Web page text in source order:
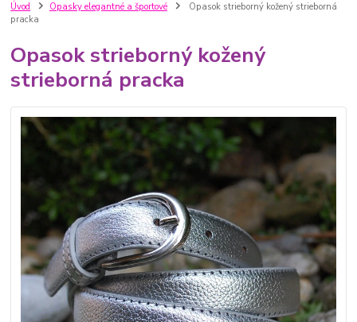
Úvod Opasky elegantné a športové
Opasok strieborný kožený strieborná
pracka
Opasok strieborný kožený
strieborná pracka